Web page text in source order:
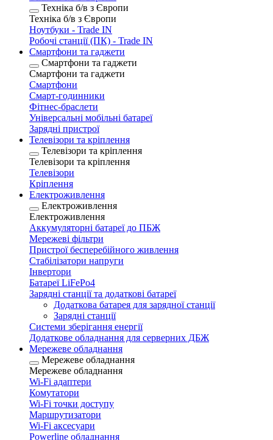
Техніка б/в з Європи
Техніка б/в з Європи
Ноутбуки - Trade IN
Робочі станції (ПК) - Trade IN
Смартфони та гаджети
Смартфони та гаджети
Смартфони та гаджети
Смартфони
Смарт-годинники
Фітнес-браслети
Універсальні мобільні батареї
Зарядні пристрої
Телевізори та кріплення
Телевізори та кріплення
Телевізори та кріплення
Телевізори
Кріплення
Електроживлення
Електроживлення
Електроживлення
Аккумуляторні батареї до ПБЖ
Мережеві фільтри
Пристрої бесперебійного живлення
Стабілізатори напруги
Інвертори
Батареї LiFePo4
Зарядні станції та додаткові батареї
Додаткова батарея для зарядної станції
Зарядні станції
Системи зберігання енергії
Додаткове обладнання для серверних ДБЖ
Мережеве обладнання
Мережеве обладнання
Мережеве обладнання
Wi-Fi адаптери
Комутатори
Wi-Fi точки доступу
Маршрутизатори
Wi-Fi аксесуари
Рowerline обладнання